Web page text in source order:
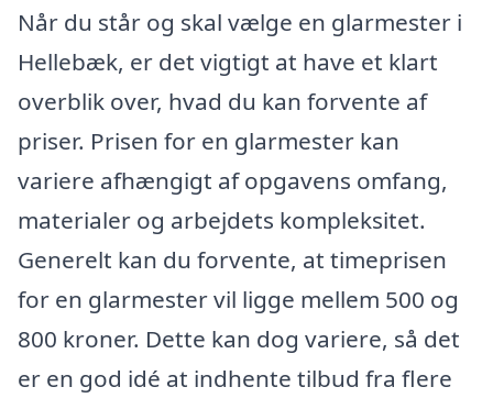
Når du står og skal vælge en glarmester i
Hellebæk, er det vigtigt at have et klart
overblik over, hvad du kan forvente af
priser. Prisen for en glarmester kan
variere afhængigt af opgavens omfang,
materialer og arbejdets kompleksitet.
Generelt kan du forvente, at timeprisen
for en glarmester vil ligge mellem 500 og
800 kroner. Dette kan dog variere, så det
er en god idé at indhente tilbud fra flere